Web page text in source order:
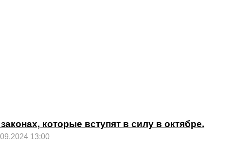
которые вступят в силу в октябре.
13:00